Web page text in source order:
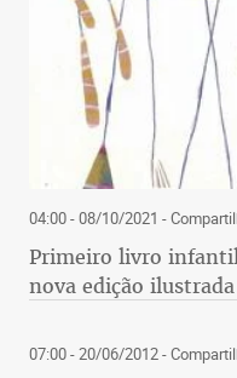
04:00 - 08/10/2021 -
Primeiro livro
nova edição ilustrada
07:00 - 20/06/2012-